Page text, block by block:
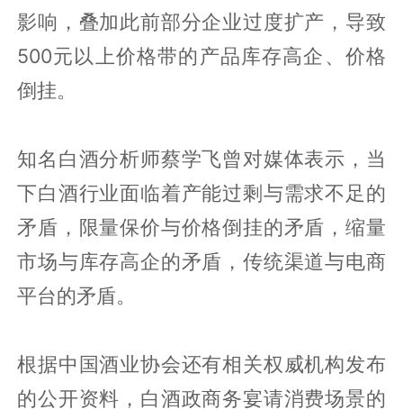
影响，叠加此前部分企业过度扩产，导致
500元以上价格带的产品库存高企、价格
倒挂。
知名白酒分析师蔡学飞曾对媒体表示，当
下白酒行业面临着产能过剩与需求不足的
矛盾，限量保价与价格倒挂的矛盾，缩量
市场与库存高企的矛盾，传统渠道与电商
平台的矛盾。
根据中国酒业协会还有相关权威机构发布
的公开资料，白酒政商务宴请消费场景的